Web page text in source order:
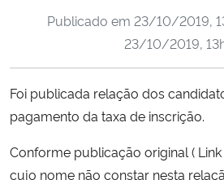
Ministério do Desenvolvimento Regional
Controladoria-Geral da União
Publicado em 23/10/2019,
23/10/2019,
Foi publicada relação dos
pagamento da taxa de inscrição.
Conforme publicação original ( Link
cujo nome não constar nesta